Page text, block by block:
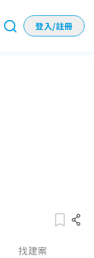
登入/註冊
找建案